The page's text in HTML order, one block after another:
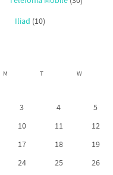
Iliad (10)
M T W
3
4 5
10
11 12
17
18 19
24
25 26